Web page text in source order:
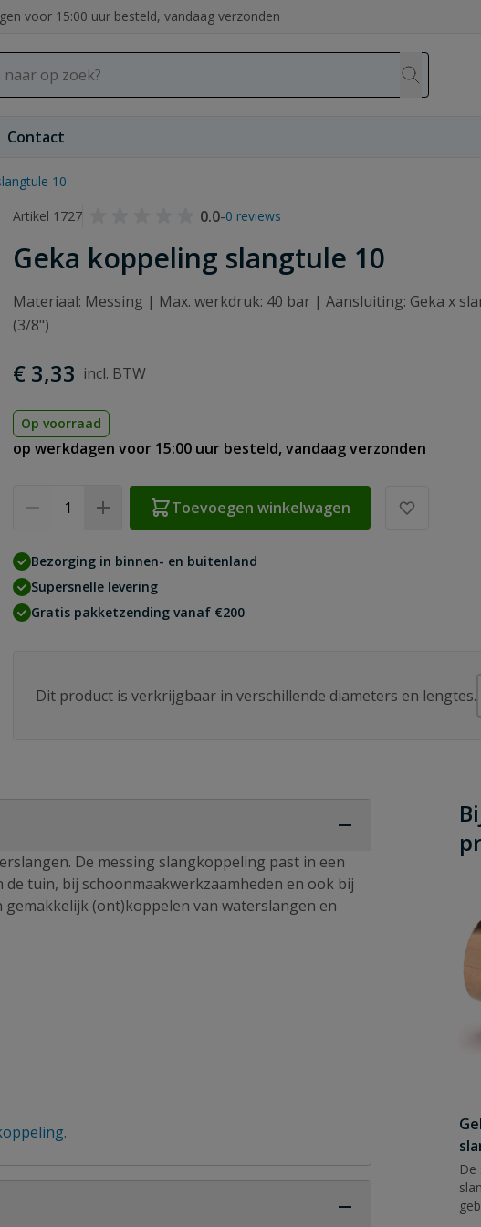
voor 15:00 uur besteld, vandaag verzonden
Contact
10
Artikel 1727
0.0-0 reviews
Geka koppeling slangtule 10
Materiaal: Messing | Max. werkdruk: 40 bar | Aansluiting: Geka x
(3/8")
€ 3,33
Op voorraad
op werkdagen voor 15:00 uur besteld, vandaag verzonden
Toevoegen winkelwagen
Bezorging in binnen- en buitenland
Supersnelle levering
Gratis pakketzending vanaf €200
Dit product is verkrijgbaar in verschillende diameters en lengtes.
De messing slangkoppeling past in een
tuin, bij schoonmaakwerkzaamheden en ook bij
(ont)koppelen van waterslangen en
.
De